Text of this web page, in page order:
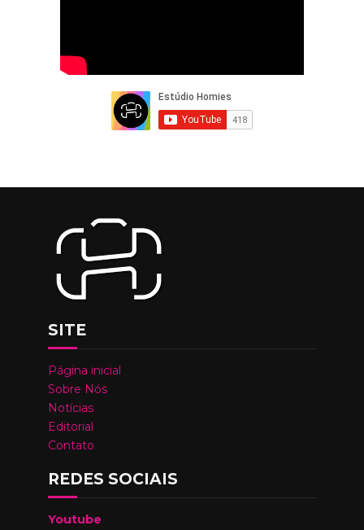
SITE
Página inicial
Sobre Nós
Notícias
Editorial
Contato
REDES SOCIAIS
Youtube